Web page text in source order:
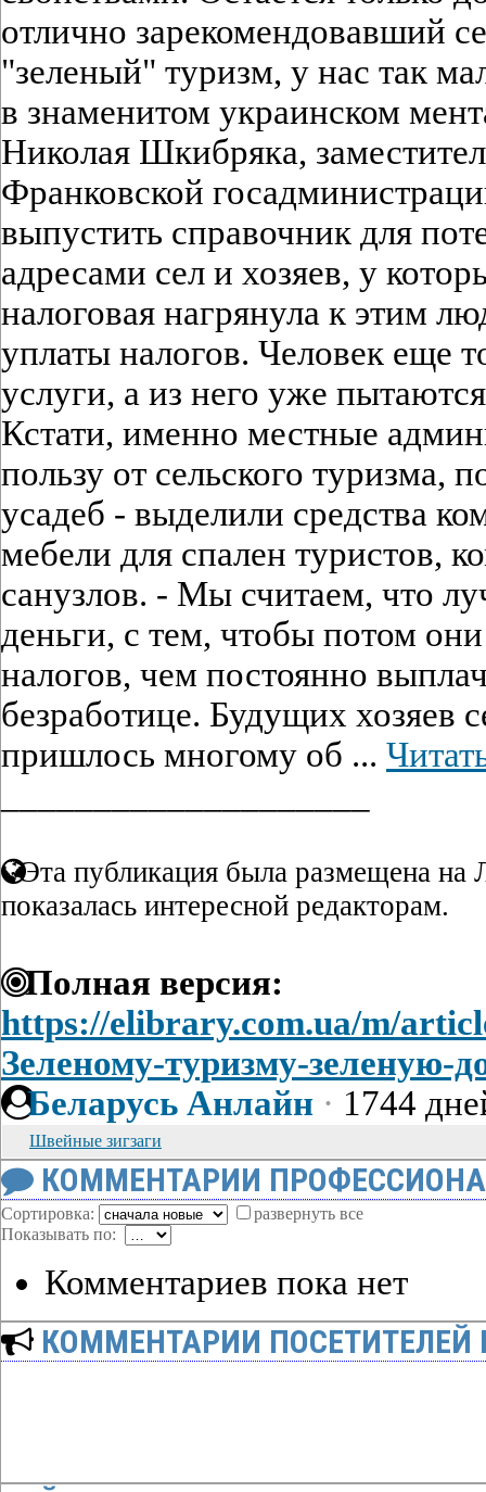
отлично зарекомендовавший
"зеленый" туризм, у нас так
в знаменитом украинском
Николая Шкибряка,
Франковской
выпустить справочник для
адресами сел и хозяев, у
налоговая нагрянула к этим
уплаты налогов. Человек еще
услуги, а из него уже
Кстати, именно местные
пользу от сельского туризма,
усадеб - выделили средства
мебели для спален туристов,
санузлов. - Мы считаем, что
деньги, с тем, чтобы потом
налогов, чем постоянно
безработице. Будущих хозяев
пришлось многому об ...
Эта публикация была размещена на
показалась интересной редакторам.
Полная версия:
https://elibrary.com.ua/m/
Зеленому-туризму-зеленую-
Беларусь Анлайн · 1744
Швейные зигзаги
КОММЕНТАРИИ
Сортировка:
развернуть все
Показывать по:
Комментариев пока нет
КОММЕНТАРИИ ПОСЕТИТЕЛЕЙ